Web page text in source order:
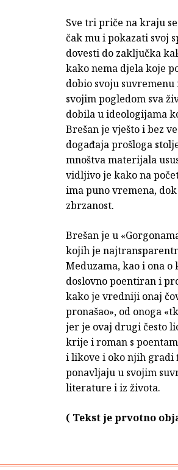
Sve tri priče na kraju
čak mu i pokazati svoj
dovesti do zaključka
kako nema djela koje
dobio svoju
svojim pogledom sva
dobila u ideologijama
Brešan je vješto i bez
događaja prošloga
mnoštva materijala
vidljivo je kako na
ima puno vremena,
zbrzanost.
Brešan je u
kojih je
Meduzama, kao i ona
doslovno poentiran i
kako je vredniji onaj
pronašao», od onoga
jer je ovaj drugi često
krije i roman s
i likove i oko njih gradi
ponavljaju u svojim
literature i iz života.
( Tekst je prvotno